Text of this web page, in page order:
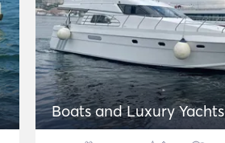
Boats and Luxury Yachts